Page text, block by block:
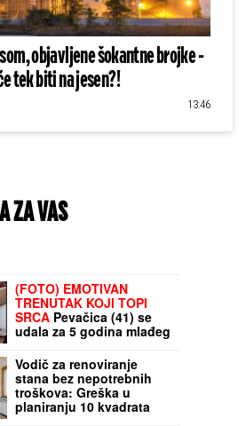
objavljene šokantne brojke -
tek biti na jesen?!
13:46
ZA VAS